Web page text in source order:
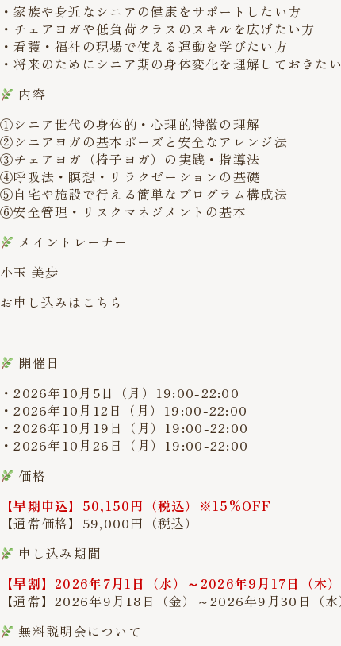
・家族や身近なシニアの健康をサポートしたい方
・チェアヨガや低負荷クラスのスキルを広げたい方
・看護・福祉の現場で使える運動を学びたい方
・将来のためにシニア期の身体変化を理解しておきた
内容
①シニア世代の身体的・心理的特徴の理解
②シニアヨガの基本ポーズと安全なアレンジ法
③チェアヨガ（椅子ヨガ）の実践・指導法
④呼吸法・瞑想・リラクゼーションの基礎
⑤自宅や施設で行える簡単なプログラム構成法
⑥安全管理・リスクマネジメントの基本
メイントレーナー
小玉 美歩
お申し込みはこちら
開催日
・2026年10月5日（月）19:00-22:00
・2026年10月12日（月）19:00-22:00
・2026年10月19日（月）19:00-22:00
・2026年10月26日（月）19:00-22:00
価格
【早期申込】50,150円（税込）※15%OFF
【通常価格】59,000円（税込）
申し込み期間
【早割】2026年7月1日（水）～2026年9月17日（木）
【通常】2026年9月18日（金）～2026年9月30日（水
無料説明会について